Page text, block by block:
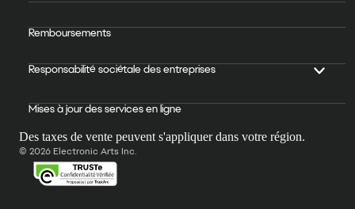
Remboursements
Responsabilité sociétale des entreprises
Mises à jour des services en ligne
Des taxes de vente peuvent s'appliquer dans votre région.
© 2026 Electronic Arts Inc.